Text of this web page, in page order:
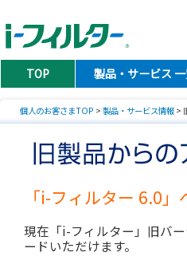
TOP 製品・サービス
個人のお客さまTOP > 製品・サービス情報 >
「i-フィルター 6.0
現在「i-フィルター」旧バ
ードいただけます。